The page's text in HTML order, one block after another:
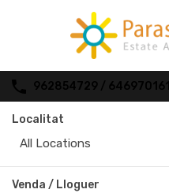
962854729 / 646970161
Localitat
All Locations
Venda / Lloguer